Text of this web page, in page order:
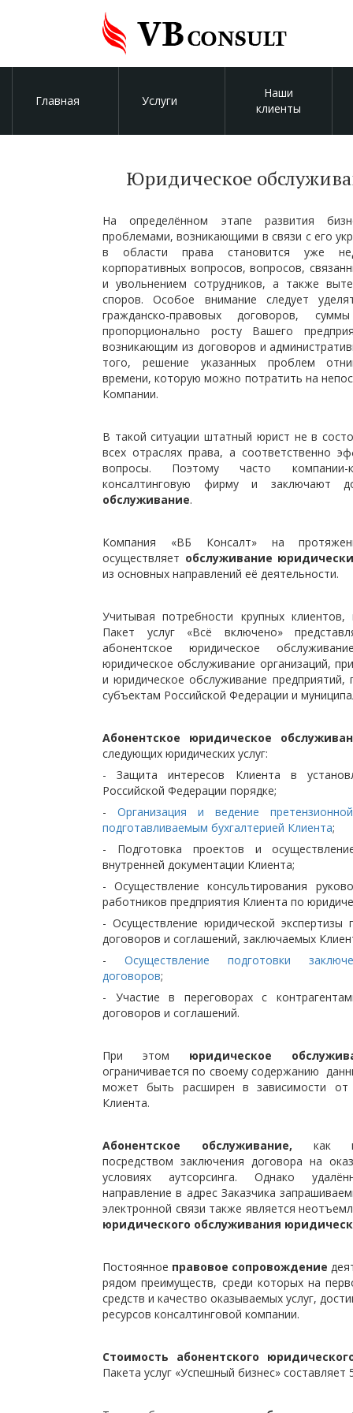
Главная Услуги
Наши
клиенты
Юридическое
На определённом этапе развития
проблемами, возникающими в связи с его
в области права становится уже
корпоративных вопросов, вопросов,
и увольнением сотрудников, а также
споров. Особое внимание следует
гражданско-правовых договоров,
пропорционально росту Вашего
возникающим из договоров и
того, решение указанных проблем
времени, которую можно потратить на
Компании.
В такой ситуации штатный юрист не в
всех отраслях права, а соответственно
вопросы. Поэтому часто
консалтинговую фирму и заключают
обслуживание.
Компания «ВБ Консалт» на
осуществляет обслуживание
из основных направлений её деятельности.
Учитывая потребности крупных
Пакет услуг «Всё включено»
абонентское юридическое
юридическое обслуживание организаций,
и юридическое обслуживание предприятий,
субъектам Российской Федерации и
Абонентское юридическое
следующих юридических услуг:
- Защита интересов Клиента в
Российской Федерации порядке;
-Организация и ведение
подготавливаемым бухгалтерией Клиента;
- Подготовка проектов и
внутренней документации Клиента;
- Осуществление консультирования
работников предприятия Клиента по
- Осуществление юридической экспертизы
договоров и соглашений, заключаемых
-Осуществление подготовки
договоров;
- Участие в переговорах с
договоров и соглашений.
При этом юридическое
ограничивается по своему содержанию
может быть расширен в зависимости от
Клиента.
Абонентское обслуживание, как
посредством заключения договора на
условиях аутсорсинга. Однако
направление в адрес Заказчика
электронной связи также является
юридического обслуживания
Постоянное правовое сопровождение
рядом преимуществ, среди которых на
средств и качество оказываемых услуг,
ресурсов консалтинговой компании.
Стоимость абонентского
Пакета услуг «Успешный бизнес» составляет